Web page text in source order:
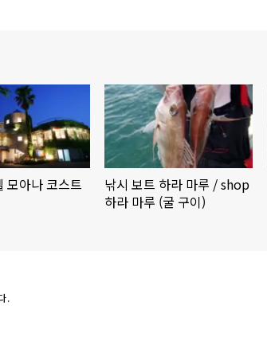
모아나 코스트
낚시 보트 하라 마루 / shop
하라 마루 (굴 구이)
.